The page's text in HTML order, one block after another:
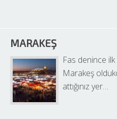
MARAKEŞ
Fas denince
Marakeş
attığınız yer…